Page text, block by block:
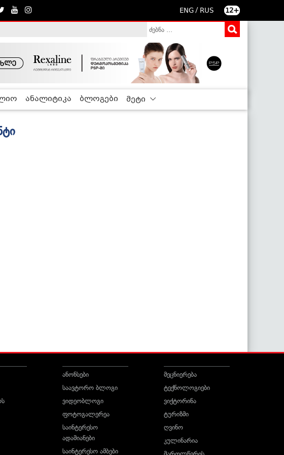
ENG / RUS 12+
ანალიტიკა ბლოგები მეტი
ანონსები
საავტორო ბლოგი
ვიდეობლოგი
ფოტოგალერეა
საინტერესო
ადამიანები
საინტერესო ამბები
მეცნიერება
ტექნოლოგიები
ვიქტორინა
ტურიზმი
ღვინო
კულინარია